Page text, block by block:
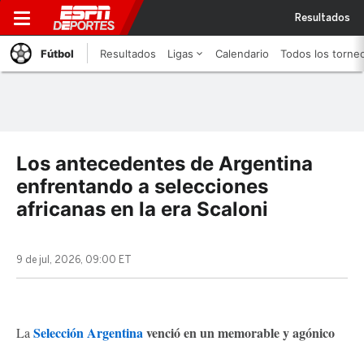
Resultados
Fútbol Resultados Ligas Calendario Todos los
Los antecedentes de Argentina
enfrentando a selecciones
africanas en la era Scaloni
9 de jul, 2026, 09:00 ET
La Selección Argentinavenció en un memorable y agónico